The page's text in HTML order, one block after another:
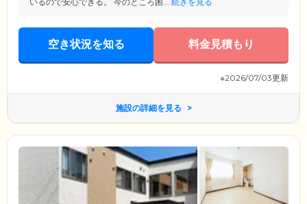
空き状況を知る 料金見積もり
※2026/07/03更新
施設の詳細を見る